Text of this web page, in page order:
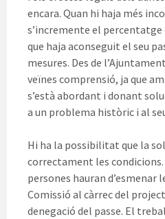
encara. Quan hi haja més
s’incremente el percentatge
que haja aconseguit el seu
mesures. Des de
veïnes comprensió, ja que
s’està abordant i donant
a un problema històric i al
Hi ha la possibilitat que la
correctament les condicions.
persones hauran d’esmenar
Comissió al càrrec del
denegació del passe. El